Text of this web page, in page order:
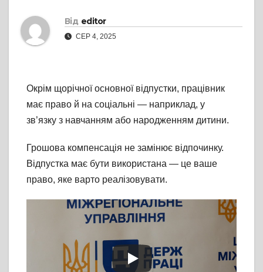
Від editor
СЕР 4, 2025
Окрім щорічної основної відпустки, працівник
має право й на соціальні — наприклад, у
зв’язку з навчанням або народженням дитини.
Грошова компенсація не замінює відпочинку.
Відпустка має бути використана — це ваше
право, яке варто реалізовувати.